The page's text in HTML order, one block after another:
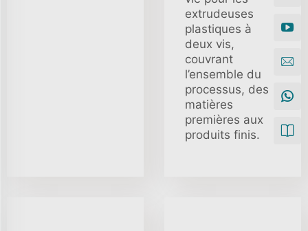
extrudeuses
plastiques à
deux vis,
couvrant
l’ensemble du
processus, des
matières
premières aux
produits finis.